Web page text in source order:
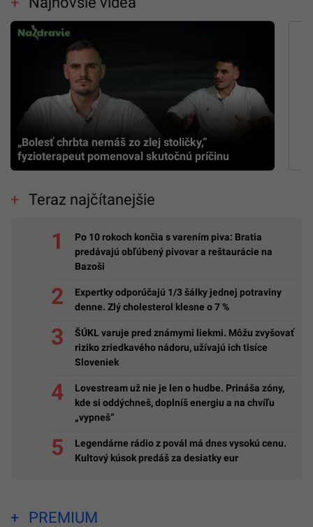
„Bolesť chrbta nemáš zo zlej stoličky,”
fyzioterapeut pomenoval skutočnú príčinu
Teraz najčítanejšie
Po 10 rokoch končia s varením piva: Bratia
predávajú obľúbený pivovar a reštaurácie na
Bazoši
Expertky odporúčajú 1/3 šálky jednej potraviny
denne. Zlý cholesterol klesne o 7 %
ŠÚKL varuje pred známymi liekmi. Môžu zvyšovať
riziko zriedkavého nádoru, užívajú ich tisíce
Sloveniek
Lovestream už nie je len o hudbe. Prináša zóny,
kde si oddýchneš, doplníš energiu a na chvíľu
„vypneš“
Legendárne rádio z povál má dnes vysokú cenu.
Kultový kúsok predáš za desiatky eur
PREMIUM